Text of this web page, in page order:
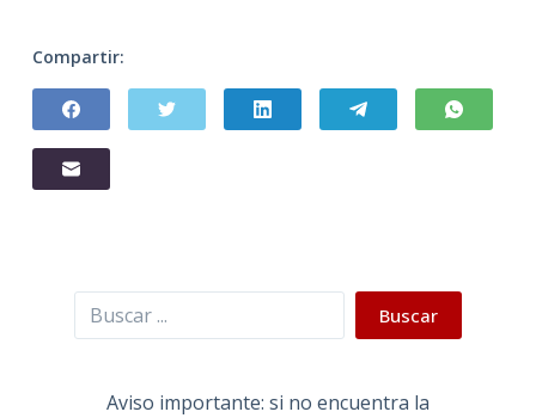
Compartir:
Buscar Buscar
Aviso importante: si no encuentra la